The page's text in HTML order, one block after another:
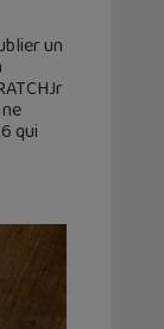
un
qui